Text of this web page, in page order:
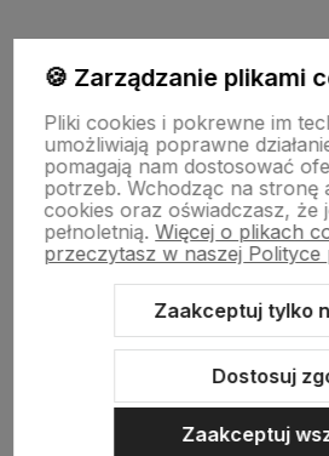
BORN2VAPE.PL
Born To Vape|| Różana 2, 21-025
NIP: 7141861133 || E:
by szoperski.pl
🍪 Zarządzanie plikami
Pliki cookies i pokrewne im
umożliwiają poprawne
pomagają nam dostosować
potrzeb. Wchodząc na stronę
cookies oraz oświadczasz, że
pełnoletnią. Więcej o plikach
przeczytasz w naszej Polityce
Zaakceptuj tylko
Dostosuj
Zaakceptuj